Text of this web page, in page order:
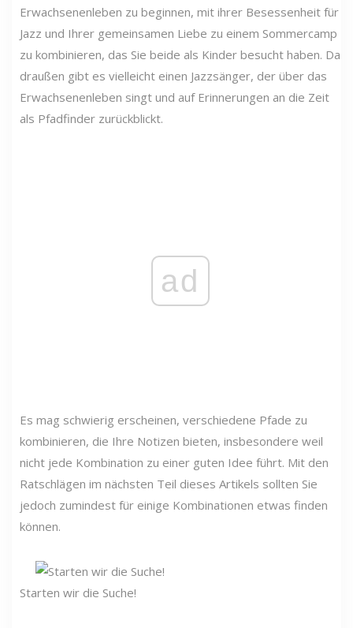
Erwachsenenleben zu beginnen, mit ihrer Besessenheit für
Jazz und Ihrer gemeinsamen Liebe zu einem Sommercamp
zu kombinieren, das Sie beide als Kinder besucht haben. Da
draußen gibt es vielleicht einen Jazzsänger, der über das
Erwachsenenleben singt und auf Erinnerungen an die Zeit
als Pfadfinder zurückblickt.
ad
Es mag schwierig erscheinen, verschiedene Pfade zu
kombinieren, die Ihre Notizen bieten, insbesondere weil
nicht jede Kombination zu einer guten Idee führt. Mit den
Ratschlägen im nächsten Teil dieses Artikels sollten Sie
jedoch zumindest für einige Kombinationen etwas finden
können.
Starten wir die Suche!